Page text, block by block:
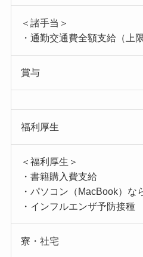
＜諸手当＞
・通勤交通費全額支給（上
賞与
福利厚生
＜福利厚生＞
・書籍購入費支給
・パソコン（MacBook）な
・インフルエンザ予防接種
寮・社宅